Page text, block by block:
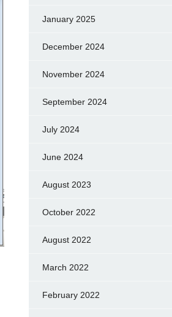
January 2025
December 2024
November 2024
September 2024
July 2024
June 2024
August 2023
October 2022
August 2022
March 2022
February 2022